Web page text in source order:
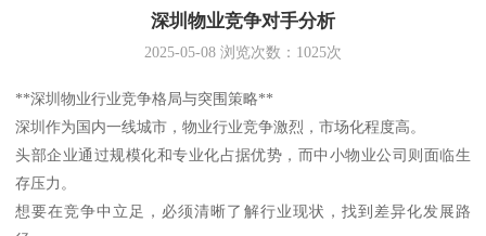
深圳物业竞争对手分析
2025-05-08 浏览次数： 1025次
**深圳物业行业竞争格局与突围策略**
深圳作为国内一线城市，物业行业竞争激烈，市场化程度高。
头部企业通过规模化和专业化占据优势，而中小物业公司则面临生
存压力。
想要在竞争中立足，必须清晰了解行业现状，找到差异化发展路